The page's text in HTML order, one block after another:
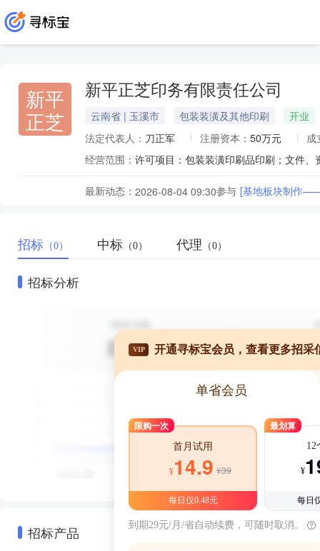
新平
正芝
新平正芝印务有限责任公司
云南省 | 玉溪市 包装装潢及其他印刷
开业
法定代表人： 刀正军 注册资本： 50万元
成
经营范围：
最新动态： 2026-08-04 09:30参与 [基地板块制作
招标 （0） 中标 （0） 代理 （0）
招标分析
招标产品
VIP 开通寻标宝会员，查看更多招采
单省会员
限购一次
首月试用
¥14.9 ¥39
每日仅0.48元
最划算
12
¥
每日
到期29元/月/省自动续费，可随时取消。